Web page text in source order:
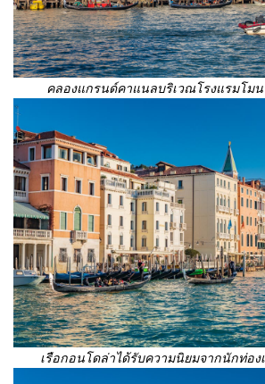
คลองแกรนด์คาแนลบริเวณโรงแรมโม
เรือกอนโดล่าได้รับความนิยมจากนักท่อง